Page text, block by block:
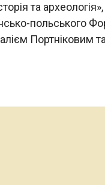
та
польського
Портніковим